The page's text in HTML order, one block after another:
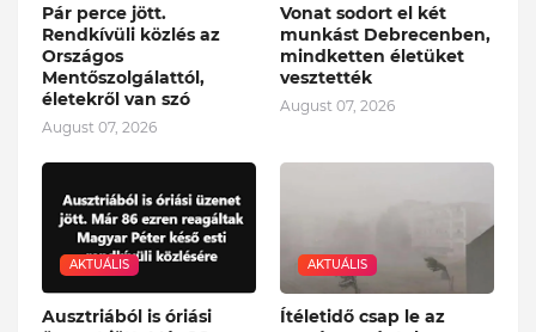
Pár perce jött.
Rendkívüli közlés az
Országos
Mentőszolgálattól,
életekről van szó
August 07, 2026
Vonat sodort el két
munkást Debrecenben,
mindketten életüket
vesztették
August 07, 2026
AKTUÁLIS
Ausztriából is óriási
AKTUÁLIS
Ítéletidő csap le az